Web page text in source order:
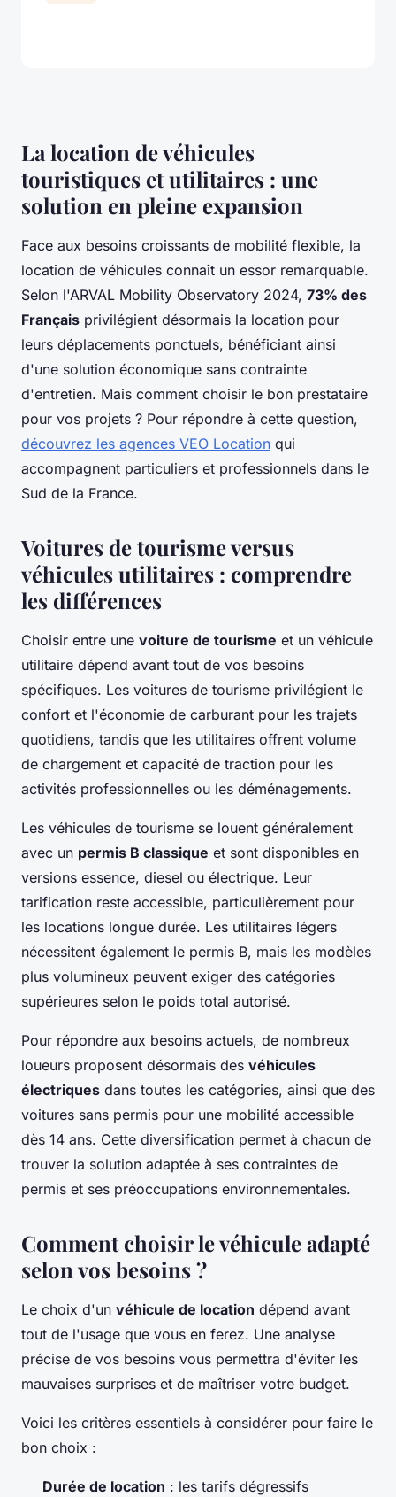
La location de véhicules
touristiques et utilitaires : une
solution en pleine expansion
Face aux besoins croissants de mobilité flexible, la
location de véhicules connaît un essor remarquable.
Selon l'ARVAL Mobility Observatory 2024, 73% des
Français privilégient désormais la location pour
leurs déplacements ponctuels, bénéficiant ainsi
d'une solution économique sans contrainte
d'entretien. Mais comment choisir le bon prestataire
pour vos projets ? Pour répondre à cette question,
découvrez les agences VEO Location qui
accompagnent particuliers et professionnels dans le
Sud de la France.
Voitures de tourisme versus
véhicules utilitaires : comprendre
les différences
Choisir entre une voiture de tourisme et un véhicule
utilitaire dépend avant tout de vos besoins
spécifiques. Les voitures de tourisme privilégient le
confort et l'économie de carburant pour les trajets
quotidiens, tandis que les utilitaires offrent volume
de chargement et capacité de traction pour les
activités professionnelles ou les déménagements.
Les véhicules de tourisme se louent généralement
avec un permis B classique et sont disponibles en
versions essence, diesel ou électrique. Leur
tarification reste accessible, particulièrement pour
les locations longue durée. Les utilitaires légers
nécessitent également le permis B, mais les modèles
plus volumineux peuvent exiger des catégories
supérieures selon le poids total autorisé.
Pour répondre aux besoins actuels, de nombreux
loueurs proposent désormais des véhicules
électriques dans toutes les catégories, ainsi que des
voitures sans permis pour une mobilité accessible
dès 14 ans. Cette diversification permet à chacun de
trouver la solution adaptée à ses contraintes de
permis et ses préoccupations environnementales.
Comment choisir le véhicule adapté
selon vos besoins ?
Le choix d'un véhicule de location dépend avant
tout de l'usage que vous en ferez. Une analyse
précise de vos besoins vous permettra d'éviter les
mauvaises surprises et de maîtriser votre budget.
Voici les critères essentiels à considérer pour faire le
bon choix :
Durée de location : les tarifs dégressifs